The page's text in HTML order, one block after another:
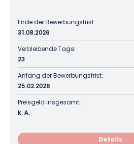
Ende der Bewerbungsfrist:
31.08.2026
Verbleibende Tage:
23
Anfang der Bewerbungsfrist:
25.02.2026
Preisgeld insgesamt:
k. A.
Details